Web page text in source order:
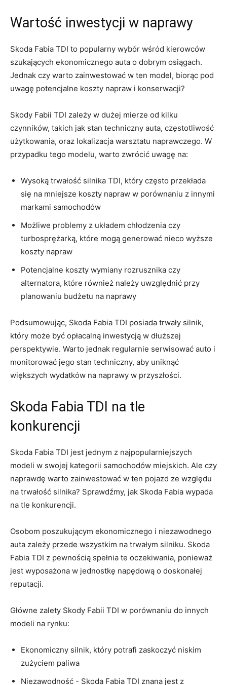
Wartość inwestycji w ⁢naprawy
Skoda⁣ Fabia TDI⁢ to popularny​ wybór wśród kierowców
szukających ekonomicznego‍ auta o dobrym osiągach.
Jednak czy warto zainwestować w‍ ten model,‍ biorąc pod
uwagę potencjalne‌ koszty napraw ⁣i ⁢konserwacji?
​Skody Fabii TDI ⁢zależy w dużej mierze⁤ od kilku⁢
czynników,⁣ takich jak stan techniczny ⁣auta, częstotliwość
użytkowania, oraz lokalizacja warsztatu naprawczego. ‌W
przypadku ​tego⁤ modelu, warto zwrócić uwagę na:
Wysoką trwałość ‍silnika TDI, który ⁢często przekłada
się na mniejsze koszty⁤ napraw ⁣w porównaniu z innymi​
markami‌ samochodów
Możliwe problemy z układem chłodzenia czy
turbosprężarką, które mogą generować nieco wyższe
⁢koszty napraw
Potencjalne koszty⁢ wymiany rozrusznika czy
‍alternatora, które również należy uwzględnić przy⁢
planowaniu budżetu na naprawy
Podsumowując, Skoda Fabia ⁢TDI ⁣posiada ⁣trwały silnik,
który może być opłacalną inwestycją w dłuższej
perspektywie. Warto jednak​ regularnie serwisować ‌auto i
monitorować jego stan techniczny, aby uniknąć
większych wydatków na naprawy w przyszłości.
Skoda Fabia TDI na tle
konkurencji
Skoda Fabia⁤ TDI ⁣jest jednym z ⁢najpopularniejszych
modeli w ⁣swojej kategorii ‍samochodów miejskich. Ale⁤ czy
naprawdę warto zainwestować w ten pojazd ze względu
na‍ trwałość silnika? Sprawdźmy,​ jak Skoda Fabia wypada
na tle konkurencji.
Osobom poszukującym​ ekonomicznego i ‍niezawodnego​
auta ⁣zależy przede wszystkim na trwałym silniku. Skoda
Fabia‍ TDI z pewnością spełnia te oczekiwania, ponieważ
jest wyposażona w jednostkę napędową o doskonałej
reputacji.
Główne zalety ⁤Skody Fabii TDI w porównaniu do innych⁢
modeli na rynku:
Ekonomiczny​ silnik, który‍ potrafi zaskoczyć niskim
zużyciem paliwa
Niezawodność -⁤ Skoda Fabia TDI znana⁢ jest‌ z